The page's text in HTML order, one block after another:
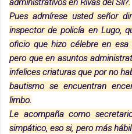
Pues admírese usted señor
inspector de policía en Lugo,
oficio que hizo célebre en esa
pero que en asuntos
infelices criaturas que por no
bautismo se encuentran
limbo.
Le acompaña como
simpático, eso si, pero más